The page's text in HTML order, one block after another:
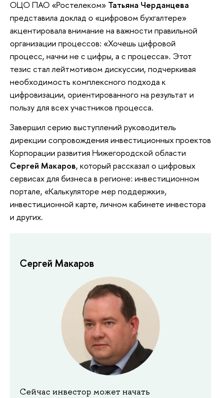
ОЦО ПАО «Ростелеком» Татьяна Черданцева
представила доклад о «цифровом бухгалтере»
акцентировала внимание на важности правильной
организации процессов: «Хочешь цифровой
процесс, начни не с цифры, а с процесса». Этот
тезис стал лейтмотивом дискуссии, подчеркивая
необходимость комплексного подхода к
цифровизации, ориентированного на результат и
пользу для всех участников процесса.
Завершил серию выступлений руководитель
дирекции сопровождения инвестиционных проектов
Корпорации развития Нижегородской области
Сергей Макаров, который рассказал о цифровых
сервисах для бизнеса в регионе: инвестиционном
портале, «Калькуляторе мер поддержки»,
инвестиционной карте, личном кабинете инвестора
и других.
Сергей Макаров
Сейчас инвестор может начать